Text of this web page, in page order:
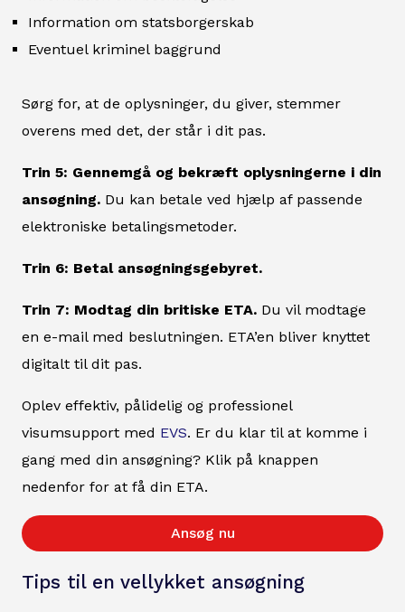
Information om statsborgerskab
Eventuel kriminel baggrund
Sørg for, at de oplysninger, du giver, stemmer
overens med det, der står i dit pas.
Trin 5: Gennemgå og bekræft oplysningerne i din
ansøgning. Du kan betale ved hjælp af passende
elektroniske betalingsmetoder.
Trin 6: Betal ansøgningsgebyret.
Trin 7: Modtag din britiske ETA. Du vil modtage
en e-mail med beslutningen. ETA’en bliver knyttet
digitalt til dit pas.
Oplev effektiv, pålidelig og professionel
visumsupport med EVS. Er du klar til at komme i
gang med din ansøgning? Klik på knappen
nedenfor for at få din ETA.
Ansøg nu
Tips til en vellykket ansøgning